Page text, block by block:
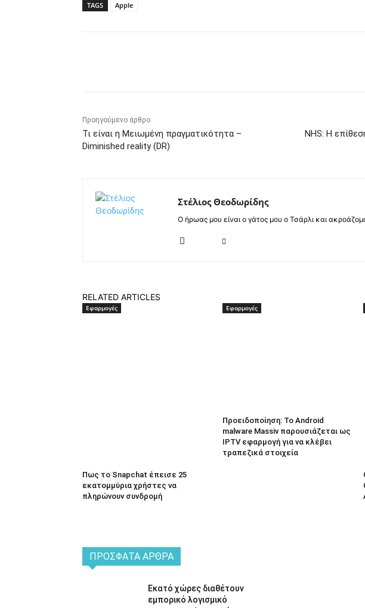
TAGS Apple
Προηγούμενο άρθρο
Τι είναι η Μειωμένη πραγματικότητα –
Diminished reality (DR)
NHS: Η
Στέλιος Θεοδωρίδης
Ο ήρωας μου είναι ο γάτος μου ο Τσάρλι και
RELATED ARTICLES
Εφαρμογές
Πως το Snapchat έπεισε 25
εκατομμύρια χρήστες να
πληρώνουν συνδρομή
Εφαρμογές
Προειδοποίηση: Το Android
malware Massiv παρουσιάζεται ως
IPTV εφαρμογή για να κλέβει
τραπεζικά στοιχεία
ΠΡΌΣΦΑΤΑ ΆΡΘΡΑ
Εκατό χώρες διαθέτουν
εμπορικό λογισμικό